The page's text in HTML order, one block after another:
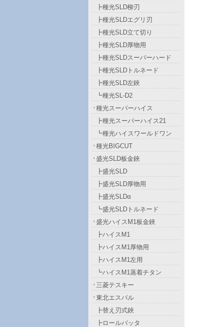
┣種光SLD柳刃
┣種光SLDエグリ刃
┣種光SLD立て切り
┣種光SLD厚物用
┣種光SLDスーパーハード
┣種光SLDトルネード
┣種光SLD左鋏
┗種光SL-D2
種光スーパーハイス
┣種光スーパーハイス21
┗種光ハイスワールドワン
種光BIGCUT
盛光SLD板金鋏
┣盛光SLD
┣盛光SLD厚物用
┣盛光SLDα
┗盛光SLDトルネード
盛光ハイスM1板金鋏
┣ハイスM1
┣ハイスM1厚物用
┣ハイスM1左用
┗ハイスM1蒸着チタン
三菱テスキー
東北エスパル
┣替え刃式鋏
┣ロールバッタ